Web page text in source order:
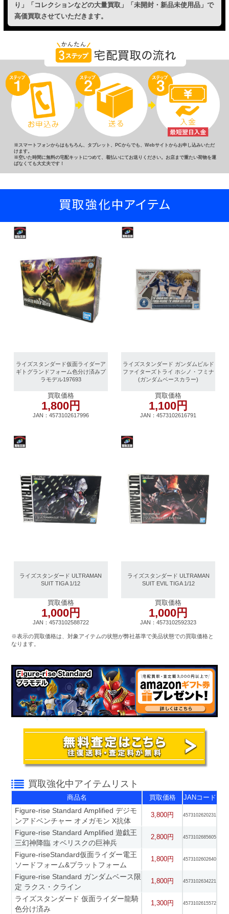
り」「コレクションなどの大量買取」「未開封・新品未使用品」で
高価買取させていただきます。
※スマートフォンからはもちろん、タブレット、PCからでも、Webサイトからお申し込みいただ
けます。
※空いた時間に無料の宅配キットにつめて、着払いにてお送りください。お店まで重たい荷物を運
ばなくても大丈夫です！
ライズスタンダード仮面ライダーア
ギトグランドフォーム色分け済みプ
ラモデル197693
買取価格
1,800円
JAN：4573102617996
ライズスタンダード ガンダムビルド
ファイターズトライ ホシノ・フミナ
(ガンダムベースカラー)
買取価格
1,100円
JAN：4573102616791
ライズスタンダード ULTRAMAN
SUIT TIGA 1/12
買取価格
1,000円
JAN：4573102588722
ライズスタンダード ULTRAMAN
SUIT EVIL TIGA 1/12
買取価格
1,000円
JAN：4573102592323
※表示の買取価格は、対象アイテムの状態が弊社基準で美品状態での買取価格と
なります。
買取強化中アイテムリスト
商品名 買取価格 JANコード
Figure-rise Standard Amplified デジモ
ンアドベンチャー オメガモン X抗体
3,800円 4573102620231
Figure-rise Standard Amplified 遊戯王
三幻神降臨 オベリスクの巨神兵
2,800円 4573102685605
Figure-riseStandard仮面ライダー電王
ソードフォーム&プラットフォーム
1,800円 4573102602640
Figure-rise Standard ガンダムベース限
定 ラクス・クライン
1,800円 4573102634221
ライズスタンダード 仮面ライダー龍騎
色分け済み
1,300円 4573102615572